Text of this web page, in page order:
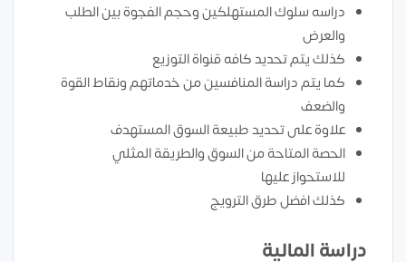
دراسه سلوك المستهلكين وحجم الفجوة بين الطلب
والعرض
كذلك يتم تحديد كافه قنواة التوزيع
كما يتم دراسة المنافسين من خدماتهم ونقاط القوة
والضعف
علاوة على تحديد طبيعة السوق المستهدف
الحصة المتاحة من السوق والطريقة المثلي
للاستحواز عليها
كذلك افضل طرق الترويج
دراسة المالية